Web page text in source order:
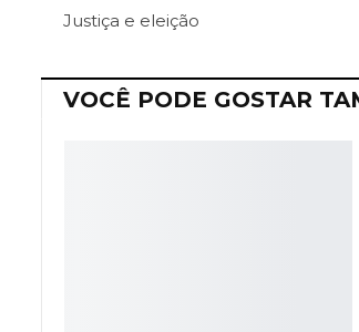
Justiça e eleição
VOCÊ PODE GOSTAR